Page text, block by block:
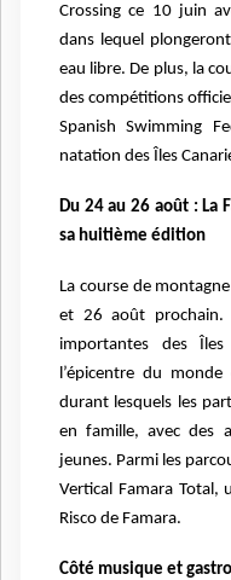
Crossing ce 10 juin
dans lequel
eau libre. De plus, la
des compétitions
Spanish Swimming
natation des Îles
Du 24 au 26 août : La
sa huitième édition
La course de
et 26 août prochain.
importantes des Îles
l’épicentre du
durant lesquels les
en famille, avec des
jeunes. Parmi les
Vertical Famara Total,
Risco de Famara.
Côté musique et